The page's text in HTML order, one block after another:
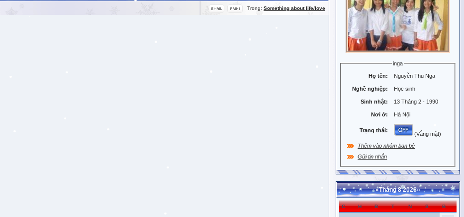
Trong: Something about life/love
inga
Họ tên: Nguyễn Thu Nga
Nghề nghiệp: Học sinh
Sinh nhật: 13 Tháng 2 - 1990
Nơi ở: Hà Nội
Trạng thái:
(Vắng mặt)
Thêm vào nhóm bạn bè
Gửi tin nhắn
«Tháng 8 2026»
C H B T N S B